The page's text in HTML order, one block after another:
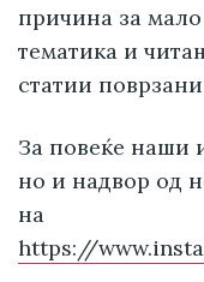
причина за
тематика и
статии
За повеќе наши
но и надвор од
на
https://